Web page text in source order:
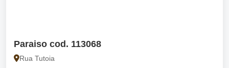
Paraiso cod. 113068
Rua Tutoia